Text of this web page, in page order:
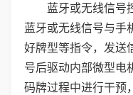
蓝牙或无线信号
蓝牙或无线信号与手
好牌型等指令，发送
号后驱动内部微型电
码牌过程中进行干预